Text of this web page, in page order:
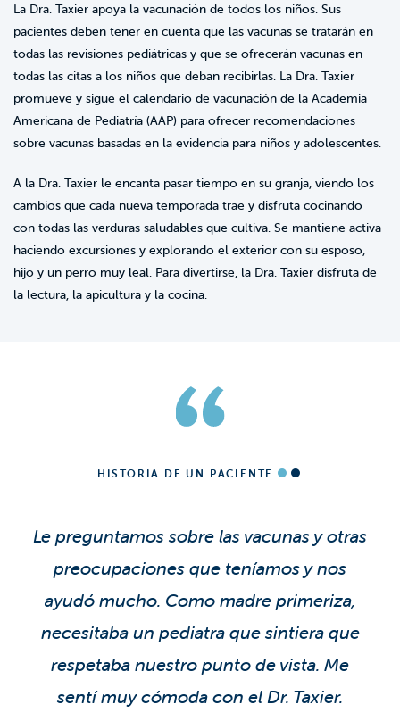
La Dra. Taxier apoya la vacunación de todos los niños. Sus
pacientes deben tener en cuenta que las vacunas se tratarán en
todas las revisiones pediátricas y que se ofrecerán vacunas en
todas las citas a los niños que deban recibirlas. La Dra. Taxier
promueve y sigue el calendario de vacunación de la Academia
Americana de Pediatría (AAP) para ofrecer recomendaciones
sobre vacunas basadas en la evidencia para niños y adolescentes.
A la Dra. Taxier le encanta pasar tiempo en su granja, viendo los
cambios que cada nueva temporada trae y disfruta cocinando
con todas las verduras saludables que cultiva. Se mantiene activa
haciendo excursiones y explorando el exterior con su esposo,
hijo y un perro muy leal. Para divertirse, la Dra. Taxier disfruta de
la lectura, la apicultura y la cocina.
HISTORIA DE UN PACIENTE
Le preguntamos sobre las vacunas y otras
preocupaciones que teníamos y nos
ayudó mucho. Como madre primeriza,
necesitaba un pediatra que sintiera que
respetaba nuestro punto de vista. Me
sentí muy cómoda con el Dr. Taxier.